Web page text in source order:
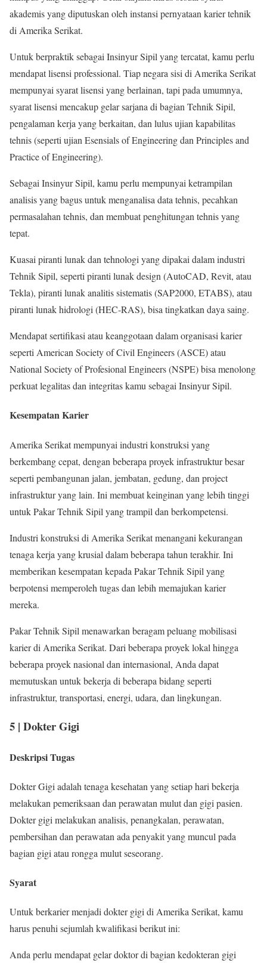
akademis yang diputuskan oleh instansi pernyataan karier tehnik
di Amerika Serikat.
Untuk berpraktik sebagai Insinyur Sipil yang tercatat, kamu perlu
mendapat lisensi professional. Tiap negara sisi di Amerika Serikat
mempunyai syarat lisensi yang berlainan, tapi pada umumnya,
syarat lisensi mencakup gelar sarjana di bagian Tehnik Sipil,
pengalaman kerja yang berkaitan, dan lulus ujian kapabilitas
tehnis (seperti ujian Esensials of Engineering dan Principles and
Practice of Engineering).
Sebagai Insinyur Sipil, kamu perlu mempunyai ketrampilan
analisis yang bagus untuk menganalisa data tehnis, pecahkan
permasalahan tehnis, dan membuat penghitungan tehnis yang
tepat.
Kuasai piranti lunak dan tehnologi yang dipakai dalam industri
Tehnik Sipil, seperti piranti lunak design (AutoCAD, Revit, atau
Tekla), piranti lunak analitis sistematis (SAP2000, ETABS), atau
piranti lunak hidrologi (HEC-RAS), bisa tingkatkan daya saing.
Mendapat sertifikasi atau keanggotaan dalam organisasi karier
seperti American Society of Civil Engineers (ASCE) atau
National Society of Profesional Engineers (NSPE) bisa menolong
perkuat legalitas dan integritas kamu sebagai Insinyur Sipil.
Kesempatan Karier
Amerika Serikat mempunyai industri konstruksi yang
berkembang cepat, dengan beberapa proyek infrastruktur besar
seperti pembangunan jalan, jembatan, gedung, dan project
infrastruktur yang lain. Ini membuat keinginan yang lebih tinggi
untuk Pakar Tehnik Sipil yang trampil dan berkompetensi.
Industri konstruksi di Amerika Serikat menangani kekurangan
tenaga kerja yang krusial dalam beberapa tahun terakhir. Ini
memberikan kesempatan kepada Pakar Tehnik Sipil yang
berpotensi memperoleh tugas dan lebih memajukan karier
mereka.
Pakar Tehnik Sipil menawarkan beragam peluang mobilisasi
karier di Amerika Serikat. Dari beberapa proyek lokal hingga
beberapa proyek nasional dan internasional, Anda dapat
memutuskan untuk bekerja di beberapa bidang seperti
infrastruktur, transportasi, energi, udara, dan lingkungan.
5 | Dokter Gigi
Deskripsi Tugas
Dokter Gigi adalah tenaga kesehatan yang setiap hari bekerja
melakukan pemeriksaan dan perawatan mulut dan gigi pasien.
Dokter gigi melakukan analisis, penangkalan, perawatan,
pembersihan dan perawatan ada penyakit yang muncul pada
bagian gigi atau rongga mulut seseorang.
Syarat
Untuk berkarier menjadi dokter gigi di Amerika Serikat, kamu
harus penuhi sejumlah kwalifikasi berikut ini:
Anda perlu mendapat gelar doktor di bagian kedokteran gigi